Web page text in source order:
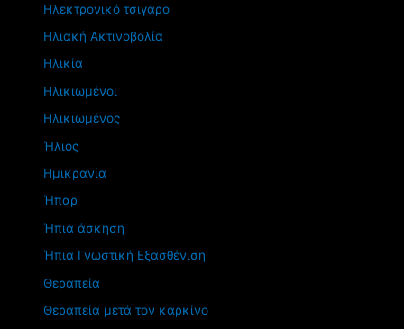
Ηλεκτρονικό τσιγάρο
Ηλιακή Ακτινοβολία
Ηλικία
Ηλικιωμένοι
Ηλικιωμένος
Ήλιος
Ημικρανία
Ήπαρ
Ήπια άσκηση
Ήπια Γνωστική Εξασθένιση
Θεραπεία
Θεραπεία μετά τον καρκίνο